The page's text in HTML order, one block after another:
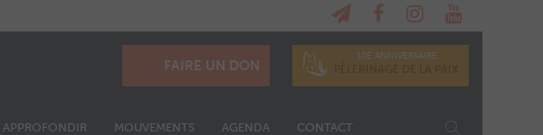
FAIRE UN DON
10E ANNIVERSAIRE
APPROFONDIR MOUVEMENTS AGENDA CONTACT